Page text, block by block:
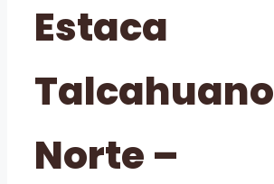
Estaca
Talcahuano
Norte –